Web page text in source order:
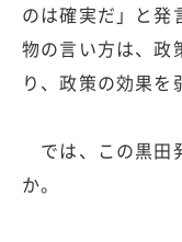
のは確実だ」と発
物の言い方は、政
り、政策の効果を
では、この黒田
か。